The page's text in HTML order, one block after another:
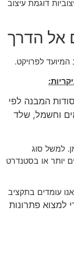
דוגמת עיצוב
אל הדרך
לפרויקט.
המבנה לפי
וחשמל, שלד
למשל סוג
יותר או בסטנדרט
עומדים בתקציב
למצוא פתרונות